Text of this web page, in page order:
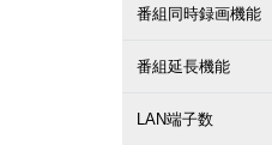
番組同時録画機能
番組延長機能
LAN端子数